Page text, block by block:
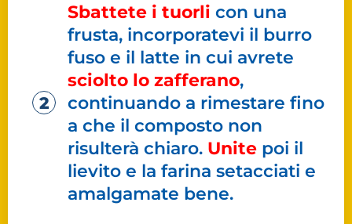
Sbattete i tuorli con una
frusta, incorporatevi il burro
fuso e il latte in cui avrete
sciolto lo zafferano,
continuando a rimestare fino
a che il composto non
risulterà chiaro. Unite poi il
lievito e la farina setacciati e
amalgamate bene.